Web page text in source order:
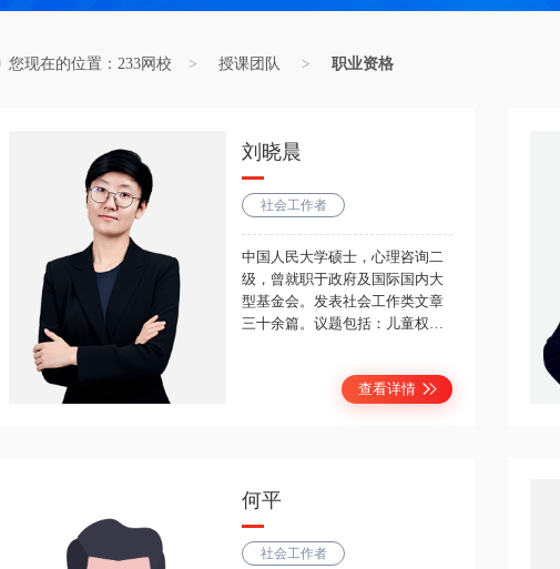
您现在的位置： 233网校 > 授课团队 > 职业资格
刘晓晨
社会工作者
中国人民大学硕士，心理咨询二
级，曾就职于政府及国际国内大
型基金会。发表社会工作类文章
三十余篇。议题包括：儿童权
合能力、社会工作实务。讲课幽
查看详情
何平
社会工作者